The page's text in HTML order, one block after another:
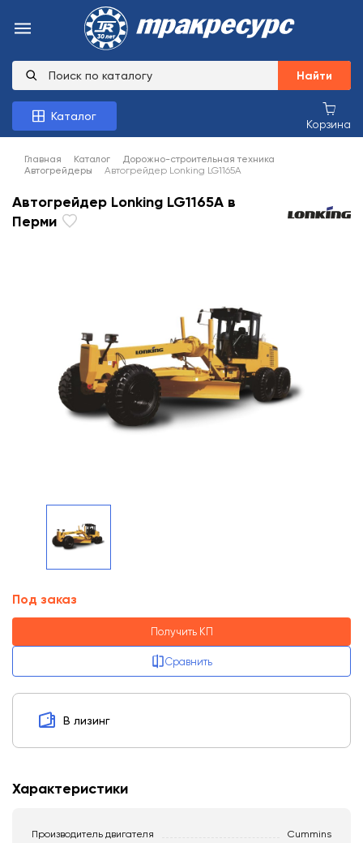
Найти
Каталог
Корзина
Главная Каталог
Дорожно-строительная техника
Автогрейдеры
Автогрейдер Lonking LG1165A
Автогрейдер Lonking LG1165A в
Перми
Под заказ
Получить КП
Сравнить
В лизинг
Характеристики
Производитель двигателя Cummins